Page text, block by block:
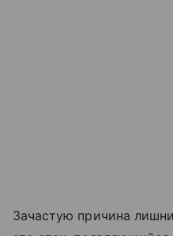
Зачастую причина